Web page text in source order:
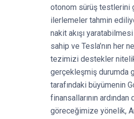
otonom sürüş testlerini
ilerlemeler tahmin
nakit akışı
sahip ve Tesla’nın her
tezimizi destekler
gerçekleşmiş durumda
tarafındaki büyümenin
finansallarının
göreceğimize yönelik,